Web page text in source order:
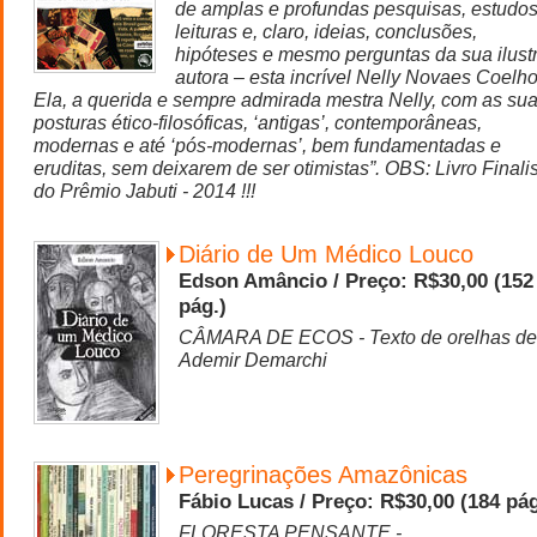
de amplas e profundas pesquisas,
leituras e, claro, ideias, conclusões,
hipóteses e mesmo perguntas da sua
autora – esta incrível Nelly Novaes
Ela, a querida e sempre admirada mestra Nelly, com as
posturas ético-filosóficas, ‘antigas’, contemporâneas,
modernas e até ‘pós-modernas’, bem fundamentadas e
eruditas, sem deixarem de ser otimistas”. OBS: Livro
do Prêmio Jabuti - 2014 !!!
Diário de Um Médico Louco
Edson Amâncio / Preço: R$30,00 (152
pág.)
CÂMARA DE ECOS - Texto de orelhas de
Ademir Demarchi
Peregrinações Amazônicas
Fábio Lucas / Preço: R$30,00 (184
FLORESTA PENSANTE -